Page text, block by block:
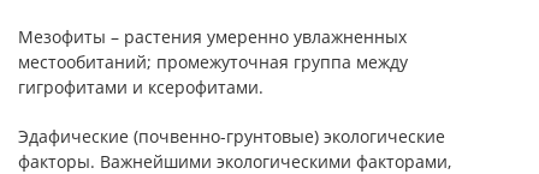
Мезофиты – растения умеренно увлажненных
местообитаний; промежуточная группа между
гигрофитами и ксерофитами.
Эдафические (почвенно-грунтовые) экологические
факторы. Важнейшими экологическими факторами,